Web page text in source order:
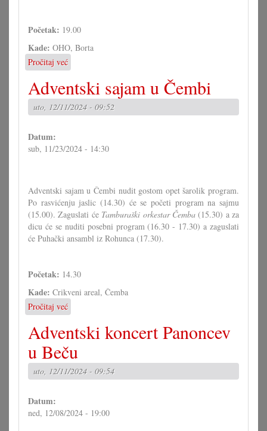
Početak: 19.00
Kade: OHO, Borta
Pročitaj već
25.
obljetnica
Romske
visoke
Gradišću
Adventski sajam u Čembi
uto, 12/11/2024 - 09:52
Datum:
sub, 11/23/2024 - 14:30
Adventski sajam u Čembi nudit gostom opet šarolik program.
Po rasvićenju jaslic (14.30) će se početi program na sajmu
(15.00). Zaguslati će Tamburaški orkestar Čemba(15.30) a za
dicu će se nuditi posebni program (16.30 - 17.30) a zaguslati
će Puhački ansambl iz Rohunca (17.30).
Početak: 14.30
Kade: Crikveni areal, Čemba
Pročitaj već
Adventski
sajam
u
Čembi
Adventski koncert Panoncev
u Beču
uto, 12/11/2024 - 09:54
Datum:
ned, 12/08/2024 - 19:00